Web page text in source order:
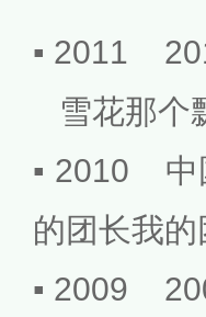
▪ 2011
雪花那
▪ 2010 中
的团长我
▪ 2009